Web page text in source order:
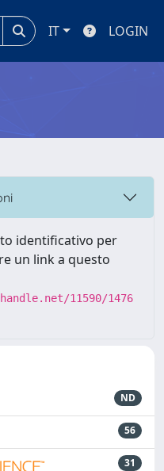
IT LOGIN
identificativo per
un link a questo
11590/1476
ND
56
31